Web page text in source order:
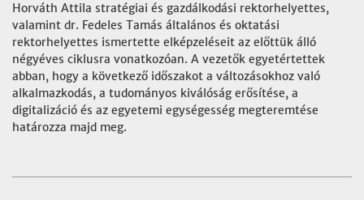
Horváth Attila stratégiai és gazdálkodási rektorhelyettes,
valamint dr. Fedeles Tamás általános és oktatási
rektorhelyettes ismertette elképzeléseit az előttük álló
négyéves ciklusra vonatkozóan. A vezetők egyetértettek
abban, hogy a következő időszakot a változásokhoz való
alkalmazkodás, a tudományos kiválóság erősítése, a
digitalizáció és az egyetemi egységesség megteremtése
határozza majd meg.